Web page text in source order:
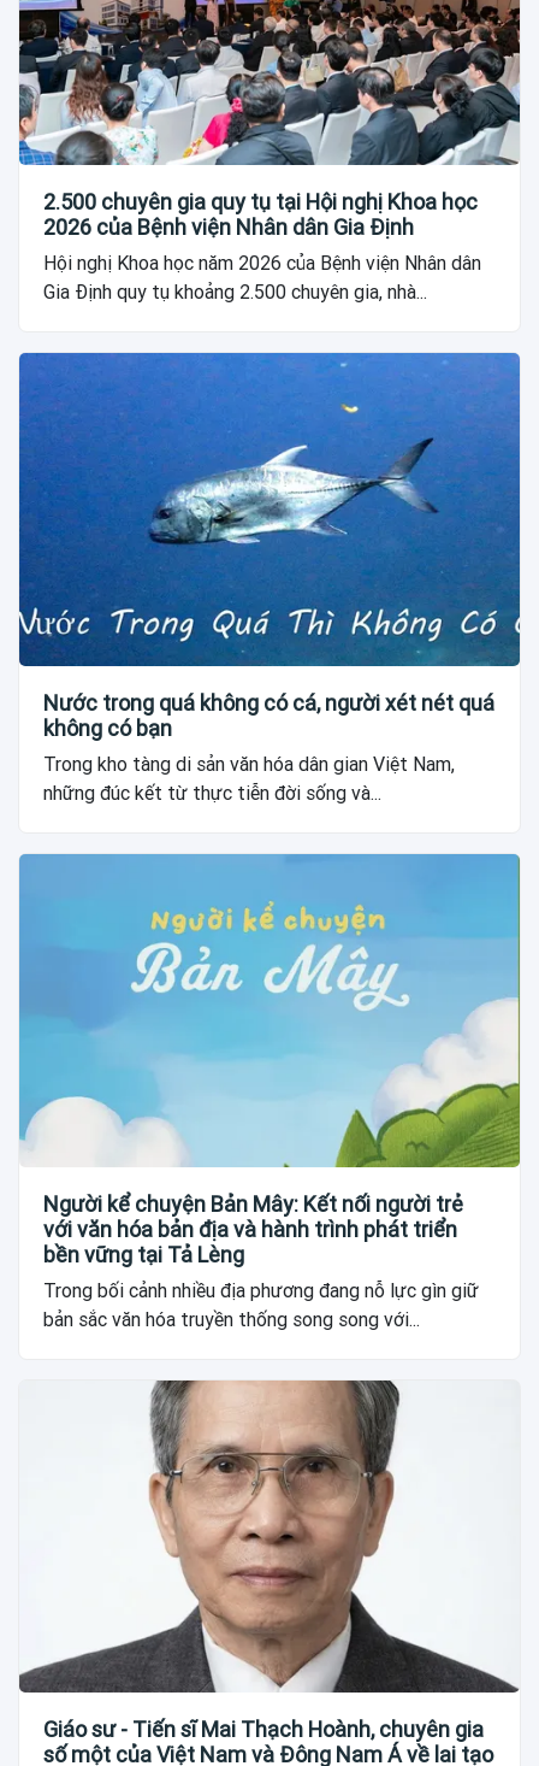
2.500 chuyên gia quy tụ tại Hội nghị Khoa học
2026 của Bệnh viện Nhân dân Gia Định
Hội nghị Khoa học năm 2026 của Bệnh viện Nhân dân
Gia Định quy tụ khoảng 2.500 chuyên gia, nhà...
Nước trong quá không có cá, người xét nét quá
không có bạn
Trong kho tàng di sản văn hóa dân gian Việt Nam,
những đúc kết từ thực tiễn đời sống và...
Người kể chuyện Bản Mây: Kết nối người trẻ
với văn hóa bản địa và hành trình phát triển
bền vững tại Tả Lèng
Trong bối cảnh nhiều địa phương đang nỗ lực gìn giữ
bản sắc văn hóa truyền thống song song với...
Giáo sư - Tiến sĩ Mai Thạch Hoành, chuyên gia
số một của Việt Nam và Đông Nam Á về lai tạo